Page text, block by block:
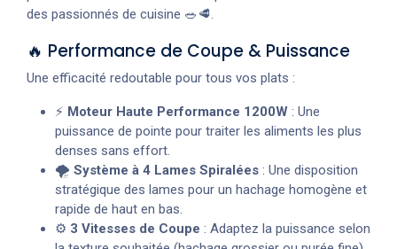
des passionnés de cuisine 🥗🥩.
🔥 Performance de Coupe & Puissance
Une efficacité redoutable pour tous vos plats :
⚡ Moteur Haute Performance 1200W : Une
puissance de pointe pour traiter les aliments les plus
denses sans effort.
🌪️ Système à 4 Lames Spiralées : Une disposition
stratégique des lames pour un hachage homogène et
rapide de haut en bas.
⚙️ 3 Vitesses de Coupe : Adaptez la puissance selon